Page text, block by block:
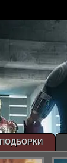
ПОДБОРКИ